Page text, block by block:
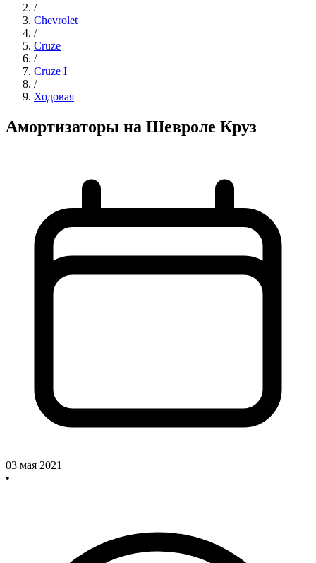
/
Chevrolet
/
Cruze
/
Cruze I
/
Ходовая
Амортизаторы на Шевроле Круз
03 мая 2021
•